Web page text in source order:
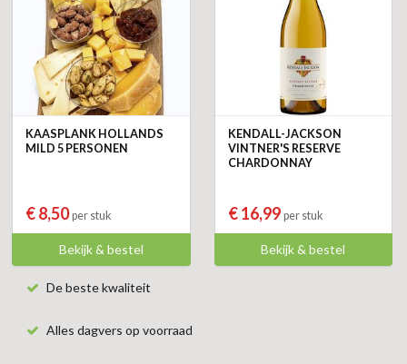
KAASPLANK HOLLANDS
MILD 5 PERSONEN
€ 8,50per stuk
Bekijk & bestel
KENDALL-JACKSON
VINTNER'S RESERVE
CHARDONNAY
€ 16,99 per stuk
Bekijk & bestel
De beste kwaliteit
Alles dagvers op voorraad